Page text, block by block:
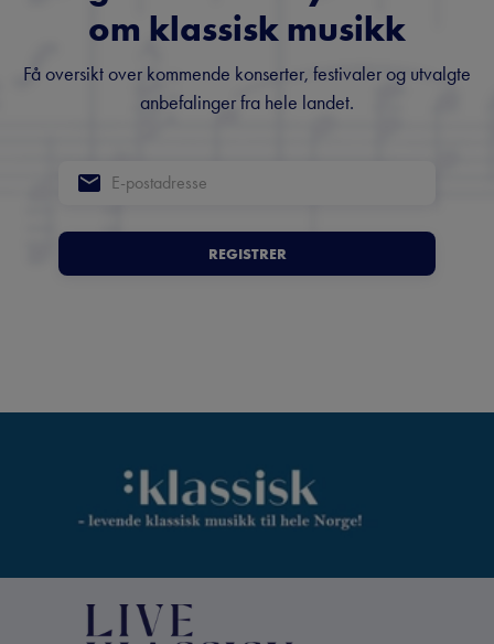
om klassisk musikk
Få oversikt over kommende konserter, festivaler og utvalgte
anbefalinger fra hele landet.
REGISTRER